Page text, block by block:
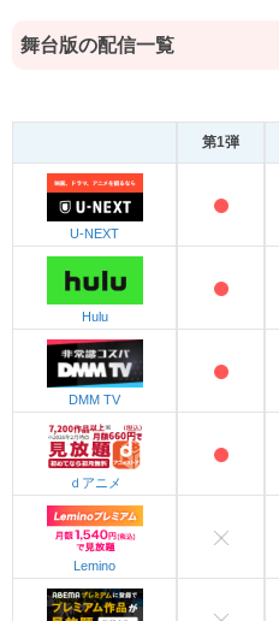
舞台版の配信一覧
第1弾
U-NEXT
Hulu
DMM TV
ｄアニメ
Lemino